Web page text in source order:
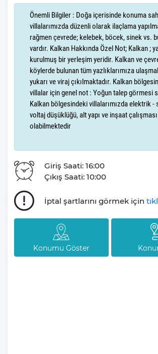
hem göz dolduruyor, hem de misafirlerine
konaklama deneyimi sunuyor.
Villa Altar'ın en dikkat çekici özelliklerinden
manzarası. Sabahları bu muhteşem manzaraya
gün boyu bu maviye karşı dinlenmek, tatilinizi
10 kişilik kapasitesi, 5 yatak odası, 6 yatak ve 5
Altar, kalabalık aileler ve arkadaş grupları için
Herkes için yeterli alan ve mahremiyet sunarak,
üst seviyede tutmayı hedefliyor.
diğer olanaklara kolaylıkla erişim sağlamak
Altar'ın merkezi konumu büyük bir avantaj.
Tüm tatil severlerinin keyifli ve eğlenceli bir tatil
dönüşlerini hedefleyen Villa Gezegeni,
yaşadığınız her hatıranın içinde olmaktan
Tatil planlarınızın sizler için öneminin son
firmamız, tatil süreniz boyunca sizlere destek
Önemli Bilgiler : Doğa içerisinde konuma
villalarımızda düzenli olarak ilaçlama
rağmen çevrede; kelebek, böcek, sinek vs.
vardır. Kalkan Hakkında Özel Not; Kalkan ;
kurulmuş bir yerleşim yeridir. Kalkan ve
köylerde bulunan tüm yazlıklarımıza
yukarı ve viraj çıkılmaktadır. Kalkan
villalar için genel not : Yoğun talep görmesi
Kalkan bölgesindeki villalarımızda elektrik -
voltaj düşüklüğü, alt yapı ve inşaat
olabilmektedir
Giriş Saati: 16:00
Çıkış Saati: 10:00
İptal şartlarını görmek için
Konumu Göster